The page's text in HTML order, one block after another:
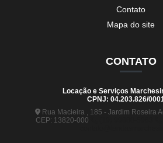
Contato
Mapa do site
CONTATO
Locação e Serviços
CPNJ: 04.203.826/
Rua Macieira , 185 - Jardim Roseira
CEP: 13820-000